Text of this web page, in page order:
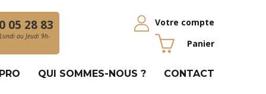
05 28 83
au Jeudi 9h-
Votre compte
Panier
QUI SOMMES-NOUS ? CONTACT